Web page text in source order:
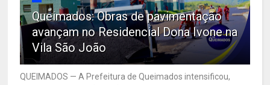
Queimados: Obras de pavimentação
avançam no Residencial Dona Ivone na
Vila São João
QUEIMADOS — A Prefeitura de Queimados intensificou,